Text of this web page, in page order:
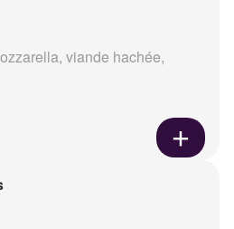
viande hachée,